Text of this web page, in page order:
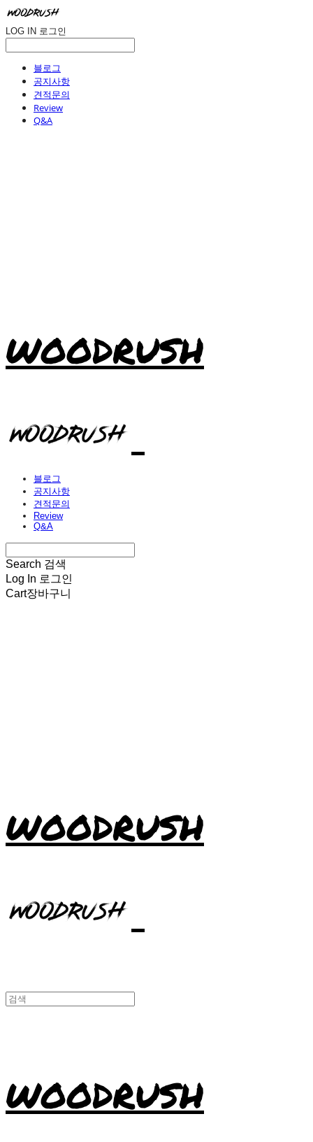
LOG IN 로그인
블로그
공지사항
견적문의
Review
Q&A
WOODRUSH
블로그
공지사항
견적문의
Review
Q&A
Search 검색
Log In 로그인
Cart장바구니
WOODRUSH
WOODRUSH